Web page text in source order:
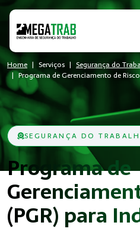
Home Serviços
Segurança do
Programa de Gerenciamento de
SEGURANÇA DO
Programa de
(PGR) para